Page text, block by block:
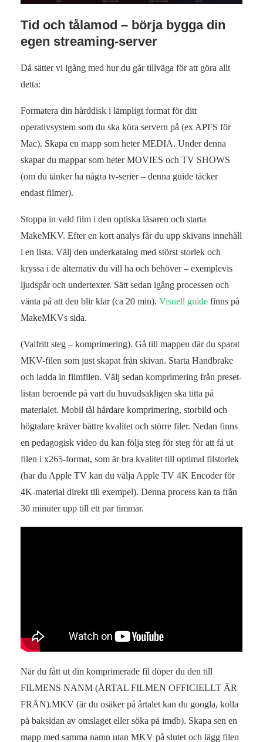
Tid och tålamod – börja bygga din
egen streaming-server
Då sätter vi igång med hur du går tillväga för att göra allt
detta:
Formatera din hårddisk i lämpligt format för ditt
operativsystem som du ska köra servern på (ex APFS för
Mac). Skapa en mapp som heter MEDIA. Under denna
skapar du mappar som heter MOVIES och TV SHOWS
(om du tänker ha några tv-serier – denna guide täcker
endast filmer).
Stoppa in vald film i den optiska läsaren och starta
MakeMKV. Efter en kort analys får du upp skivans innehåll
i en lista. Välj den underkatalog med störst storlek och
kryssa i de alternativ du vill ha och behöver – exemplevis
ljudspår och undertexter. Sätt sedan igång processen och
vänta på att den blir klar (ca 20 min). Visuell guide finns på
MakeMKVs sida.
(Valfritt steg – komprimering). Gå till mappen där du sparat
MKV-filen som just skapat från skivan. Starta Handbrake
och ladda in filmfilen. Välj sedan komprimering från preset-
listan beroende på vart du huvudsakligen ska titta på
materialet. Mobil tål hårdare komprimering, storbild och
högtalare kräver bättre kvalitet och större filer. Nedan finns
en pedagogisk video du kan följa steg för steg för att få ut
filen i x265-format, som är bra kvalitet till optimal filstorlek
(har du Apple TV kan du välja Apple TV 4K Encoder för
4K-material direkt till exempel). Denna process kan ta från
30 minuter upp till ett par timmar.
När du fått ut din komprimerade fil döper du den till
FILMENS NANM (ÅRTAL FILMEN OFFICIELLT ÄR
FRÅN).MKV (är du osäker på årtalet kan du googla, kolla
på baksidan av omslaget eller söka på imdb). Skapa sen en
mapp med samma namn utan MKV på slutet och lägg filen